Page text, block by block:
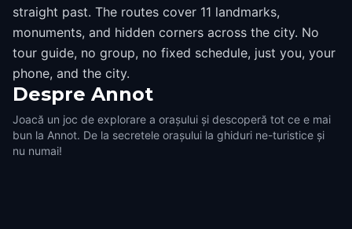
straight past. The routes cover 11 landmarks,
monuments, and hidden corners across the city. No
tour guide, no group, no fixed schedule, just you, your
phone, and the city.
Despre Annot
Joacă un joc de explorare a orașului și descoperă tot ce e mai
bun la Annot. De la secretele orașului la ghiduri ne-turistice și
nu numai!